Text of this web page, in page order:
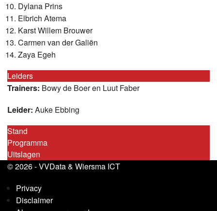
Dylana Prins
Elbrich Atema
Karst Willem Brouwer
Carmen van der Galiën
Zaya Egeh
Leiders
Trainers: Bowy de Boer en Luut Faber
Leider: Auke Ebbing
Stand
Programma
Uitslagen
© 2026 -VVData& Wiersma ICT
Privacy
Disclaimer